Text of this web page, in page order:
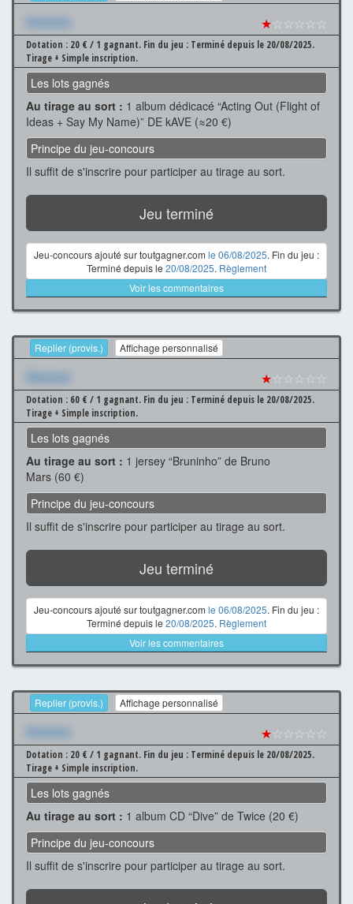
Xxxxxxx ★☆☆☆☆☆
Dotation : 20 € / 1 gagnant. Fin du jeu : Terminé depuis le 20/08/2025.
Tirage + Simple inscription.
Les lots gagnés
Au tirage au sort : 1 album dédicacé “Acting Out (Flight of
Ideas + Say My Name)” DE kAVE (≈20 €)
Principe du jeu-concours
Il suffit de s'inscrire pour participer au tirage au sort.
Jeu terminé
Jeu-concours ajouté sur toutgagner.com le 06/08/2025. Fin du jeu :
Terminé depuis le 20/08/2025. Règlement
Voir les commentaires
Replier (provis.) Affichage personnalisé
Xxxxxxx ★☆☆☆☆☆
Dotation : 60 € / 1 gagnant. Fin du jeu : Terminé depuis le 20/08/2025.
Tirage + Simple inscription.
Les lots gagnés
Au tirage au sort : 1 jersey “Bruninho” de Bruno
Mars (60 €)
Principe du jeu-concours
Il suffit de s'inscrire pour participer au tirage au sort.
Jeu terminé
Jeu-concours ajouté sur toutgagner.com le 06/08/2025. Fin du jeu :
Terminé depuis le 20/08/2025. Règlement
Voir les commentaires
Replier (provis.) Affichage personnalisé
Xxxxxxx ★☆☆☆☆☆
Dotation : 20 € / 1 gagnant. Fin du jeu : Terminé depuis le 20/08/2025.
Tirage + Simple inscription.
Les lots gagnés
Au tirage au sort : 1 album CD “Dive” de Twice (20 €)
Principe du jeu-concours
Il suffit de s'inscrire pour participer au tirage au sort.